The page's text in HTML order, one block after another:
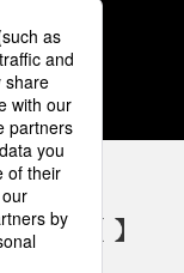
5
カウント